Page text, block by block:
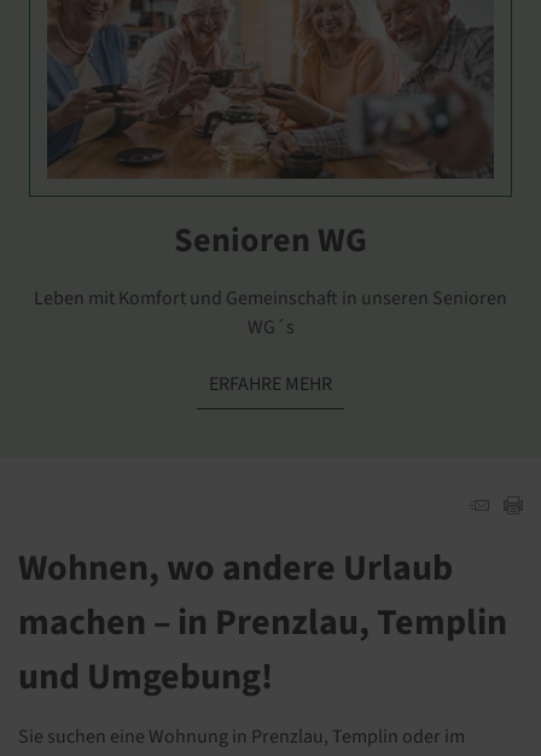
Senioren WG
Leben mit Komfort und Gemeinschaft in unseren Senioren
WG´s
ERFAHRE MEHR
Wohnen, wo andere Urlaub
machen – in Prenzlau, Templin
und Umgebung!
Sie suchen eine Wohnung in Prenzlau, Templin oder im